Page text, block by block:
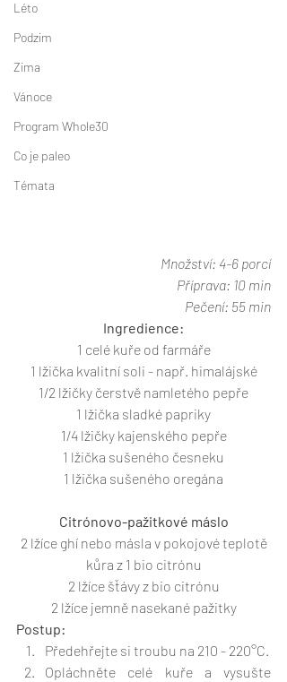
Léto
Podzim
Zima
Vánoce
Program Whole30
Co je paleo
Témata
Množství: 4-6 porcí
Příprava: 10 min
Pečení: 55 min
Ingredience:
1 celé kuře od farmáře
1 lžička kvalitní soli - např. himalájské
1/2 lžičky čerstvě namletého pepře
1 lžička sladké papriky
1/4 lžičky kajenského pepře
1 lžička sušeného česneku
1 lžička sušeného oregána
Citrónovo-pažitkové máslo
2 lžíce ghí nebo másla v pokojové teplotě
kůra z 1 bio citrónu
2 lžíce šťávy z bio citrónu
2 lžíce jemně nasekané pažitky
Postup:
Předehřejte si troubu na 210 - 220°C.
Opláchněte celé kuře a vysušte